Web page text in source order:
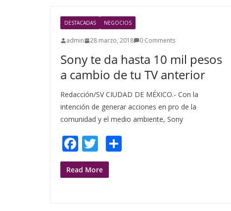
o
k
DESTACADAS NEGOCIOS
admin 28 marzo, 2018 0 Comments
Sony te da hasta 10 mil pesos
a cambio de tu TV anterior
Redacción/SV CIUDAD DE MÉXICO.- Con la
intención de generar acciones en pro de la
comunidad y el medio ambiente, Sony
F
ac
e
T
w
itt
Read More